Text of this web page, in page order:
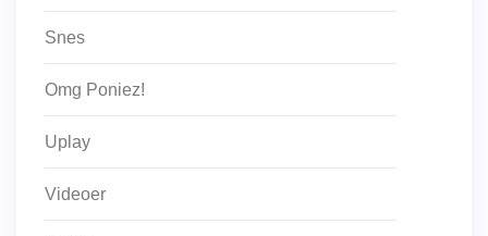
Snes
Omg Poniez!
Uplay
Videoer